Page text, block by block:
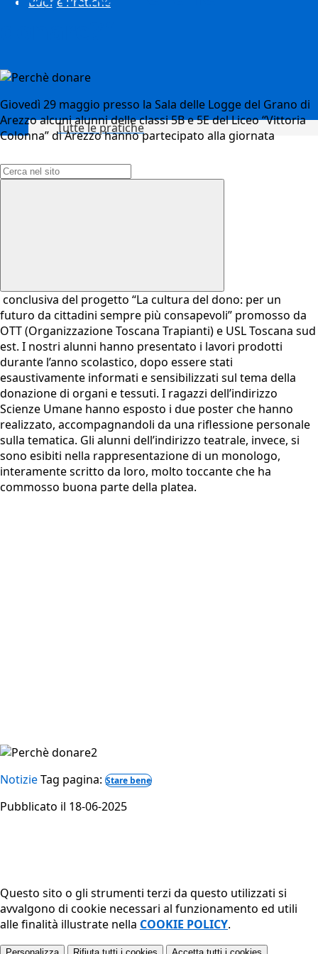
Tutte le pratiche
Giovedì 29 maggio presso la Sala delle Logge del Grano di
Arezzo alcuni alunni delle classi 5B e 5E del Liceo “Vittoria
Colonna” di Arezzo hanno partecipato alla giornata
conclusiva del progetto “La cultura del dono: per un
futuro da cittadini sempre più consapevoli” promosso da
OTT (Organizzazione Toscana Trapianti) e USL Toscana sud
est. I nostri alunni hanno presentato i lavori prodotti
durante l’anno scolastico, dopo essere stati
esaustivamente informati e sensibilizzati sul tema della
donazione di organi e tessuti. I ragazzi dell’indirizzo
Scienze Umane hanno esposto i due poster che hanno
realizzato, accompagnandoli da una riflessione personale
sulla tematica. Gli alunni dell’indirizzo teatrale, invece, si
sono esibiti nella rappresentazione di un monologo,
interamente scritto da loro, molto toccante che ha
commosso buona parte della platea.
NotizieTag pagina: Stare bene
Pubblicato il 18-06-2025
Questo sito o gli strumenti terzi da questo utilizzati si
avvalgono di cookie necessari al funzionamento ed utili
alle finalità illustrate nella COOKIE POLICY.